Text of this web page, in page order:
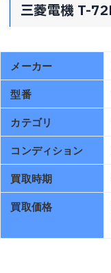
三菱電機 T-
メーカー
型番
カテゴリ
コンディション
買取時期
買取価格